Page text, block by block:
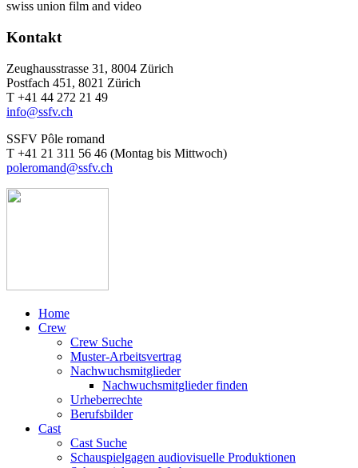
swiss union film and video
Kontakt
Zeughausstrasse 31, 8004 Zürich
Postfach 451, 8021 Zürich
T +41 44 272 21 49
info@ssfv.ch
SSFV Pôle romand
T +41 21 311 56 46 (Montag bis Mittwoch)
poleromand@ssfv.ch
Home
Crew
Crew Suche
Muster-Arbeitsvertrag
Nachwuchsmitglieder
Nachwuchsmitglieder finden
Urheberrechte
Berufsbilder
Cast
Cast Suche
Schauspielgagen audiovisuelle Produktionen